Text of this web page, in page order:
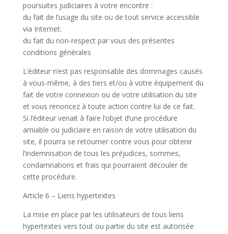
poursuites judiciaires à votre encontre :
du fait de l’usage du site ou de tout service accessible
via Internet:
du fait du non-respect par vous des présentes
conditions générales
L’éditeur n’est pas responsable des dommages causés
à vous-même, à des tiers et/ou à votre équipement du
fait de votre connexion ou de votre utilisation du site
et vous renoncez à toute action contre lui de ce fait.
Si l’éditeur venait à faire l’objet d’une procédure
amiable ou judiciaire en raison de votre utilisation du
site, il pourra se retourner contre vous pour obtenir
l’indemnisation de tous les préjudices, sommes,
condamnations et frais qui pourraient découler de
cette procédure.
Article 6 – Liens hypertextes
La mise en place par les utilisateurs de tous liens
hypertextes vers tout ou partie du site est autorisée